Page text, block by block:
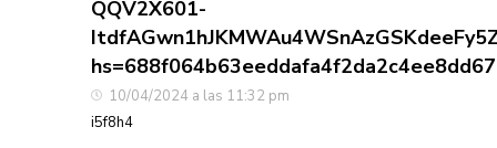
QQV2X601-
10/04/2024 a las 11:32 pm
i5f8h4